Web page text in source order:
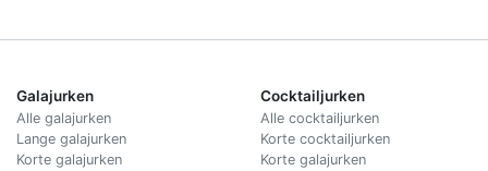
Galajurken
Alle galajurken
Lange galajurken
Korte galajurken
Cocktailjurken
Alle cocktailjurken
Korte cocktailjurken
Korte galajurken